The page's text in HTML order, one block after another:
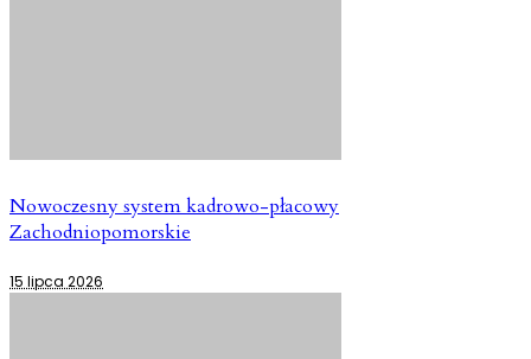
Nowoczesny system kadrowo-płacowy
Zachodniopomorskie
15 lipca 2026